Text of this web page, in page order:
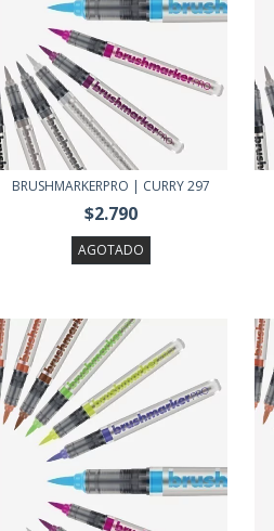
BRUSHMARKERPRO | CURRY 297
$2.790
AGOTADO